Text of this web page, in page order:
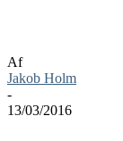
Af
Jakob Holm
-
13/03/2016